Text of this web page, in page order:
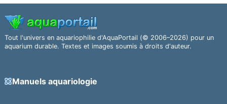
Tout l'univers en aquariophilie d'AquaPortail (© 2006–2026) pour un
aquarium durable. Textes et images soumis à droits d'auteur.
Manuels aquariologie